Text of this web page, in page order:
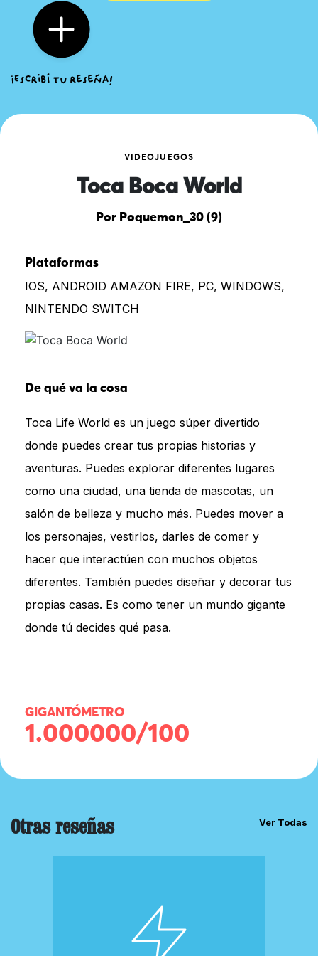
VIDEOJUEGOS
Toca Boca World
Por Poquemon_30 (9)
Plataformas
IOS, ANDROID AMAZON FIRE, PC, WINDOWS,
NINTENDO SWITCH
De qué va la cosa
Toca Life World es un juego súper divertido
donde puedes crear tus propias historias y
aventuras. Puedes explorar diferentes lugares
como una ciudad, una tienda de mascotas, un
salón de belleza y mucho más. Puedes mover a
los personajes, vestirlos, darles de comer y
hacer que interactúen con muchos objetos
diferentes. También puedes diseñar y decorar tus
propias casas. Es como tener un mundo gigante
donde tú decides qué pasa.
GIGANTÓMETRO
1.000000/100
Otras reseñas Ver Todas